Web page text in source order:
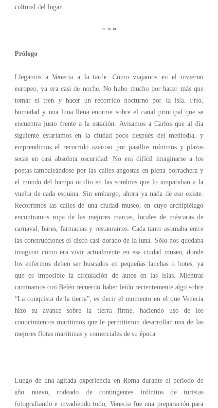
cultural del lugar.
* * *
Prólogo
Llegamos a Venecia a la tarde. Como viajamos en el invierno
europeo, ya era casi de noche. No hubo mucho por hacer más que
tomar el tren y hacer un recorrido nocturno por la isla. Frio,
humedad y una luna llena enorme sobre el canal principal que se
encuentra justo frente a la estación. Avisamos a Carlos que al día
siguiente estaríamos en la ciudad poco después del mediodía, y
emprendimos el recorrido azaroso por pasillos mínimos y plazas
secas en casi absoluta oscuridad. No era difícil imaginarse a los
poetas tambaleándose por las calles angostas en plena borrachera y
el mundo del hampa oculto en las sombras que lo amparaban a la
vuelta de cada esquina. Sin embargo, ahora ya nada de eso existe.
Recorrimos las calles de una ciudad museo, en cuyo archipiélago
encontramos ropa de las mejores marcas, locales de máscaras de
carnaval, bares, farmacias y restaurantes. Cada tanto asomaba entre
las construcciones el disco casi dorado de la luna. Sólo nos quedaba
imaginar cómo era vivir actualmente en esa ciudad museo, donde
los enfermos deben ser buscados en pequeñas lanchas o botes, ya
que es imposible la circulación de autos en las islas. Mientras
caminamos con Belén recuerdo haber leído recientemente algo sobre
“La conquista de la tierra”, es decir el momento en el que Venecia
hizo su avance sobre la tierra firme, haciendo uso de los
conocimientos marítimos que le permitieron desarrollar una de las
mejores flotas marítimas y comerciales de su época.
Luego de una agitada experiencia en Roma durante el periodo de
año nuevo, rodeado de contingentes infinitos de turistas
fotografiando e invadiendo todo, Venecia fue una preparación para